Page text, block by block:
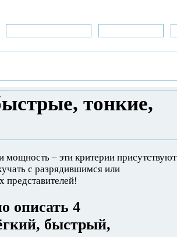
тонкие,
мощность – эти критерии присутствуют
с разрядившимся или
описать 4
быстрый,